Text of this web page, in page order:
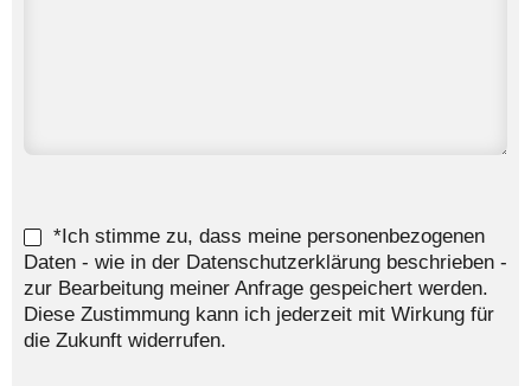
*Ich stimme zu, dass meine personenbezogenen
Daten - wie in der Datenschutzerklärung beschrieben -
zur Bearbeitung meiner Anfrage gespeichert werden.
Diese Zustimmung kann ich jederzeit mit Wirkung für
die Zukunft widerrufen.